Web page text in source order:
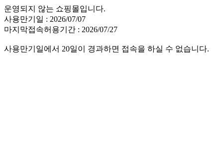
운영되지 않는 쇼핑몰입니다.
사용만기일 : 2026/07/07
마지막접속허용기간 : 2026/07/27
사용만기일에서 20일이 경과하면 접속을 하실 수 없습니다.